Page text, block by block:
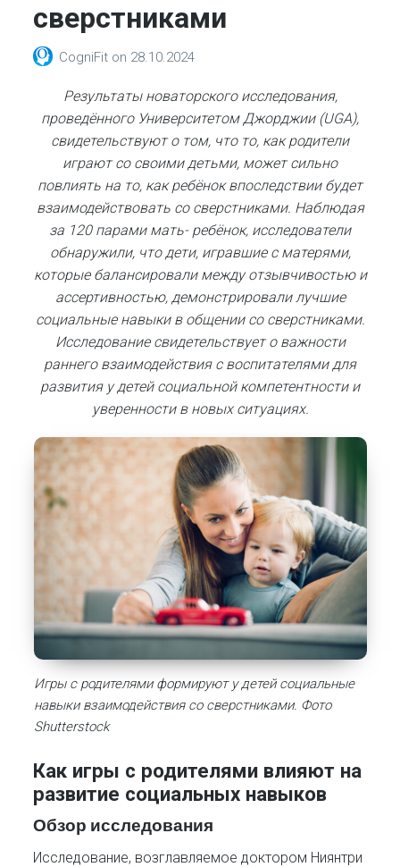
сверстниками
CogniFit on 28.10.2024
Результаты новаторского исследования,
проведённого Университетом Джорджии (UGA),
свидетельствуют о том, что то, как родители
играют со своими детьми, может сильно
повлиять на то, как ребёнок впоследствии будет
взаимодействовать со сверстниками. Наблюдая
за 120 парами мать- ребёнок, исследователи
обнаружили, что дети, игравшие с матерями,
которые балансировали между отзывчивостью и
ассертивностью, демонстрировали лучшие
социальные навыки в общении со сверстниками.
Исследование свидетельствует о важности
раннего взаимодействия с воспитателями для
развития у детей социальной компетентности и
уверенности в новых ситуациях.
Игры с родителями формируют у детей социальные
навыки взаимодействия со сверстниками. Фото
Shutterstock
Как игры с родителями влияют на
развитие социальных навыков
Обзор исследования
Исследование, возглавляемое доктором Ниянтри